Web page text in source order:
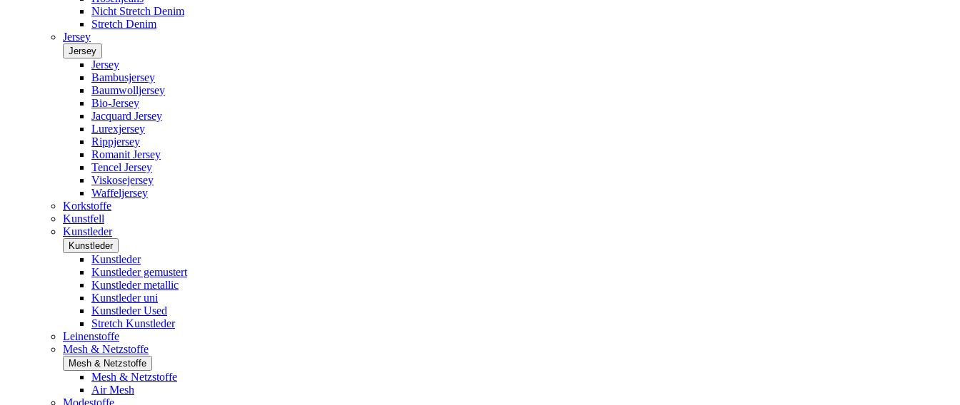
Nicht Stretch Denim
Stretch Denim
Jersey
Jersey
Jersey
Bambusjersey
Baumwolljersey
Bio-Jersey
Jacquard Jersey
Lurexjersey
Rippjersey
Romanit Jersey
Tencel Jersey
Viskosejersey
Waffeljersey
Korkstoffe
Kunstfell
Kunstleder
Kunstleder
Kunstleder
Kunstleder gemustert
Kunstleder metallic
Kunstleder uni
Kunstleder Used
Stretch Kunstleder
Leinenstoffe
Mesh & Netzstoffe
Mesh & Netzstoffe
Mesh & Netzstoffe
Air Mesh
Modestoffe